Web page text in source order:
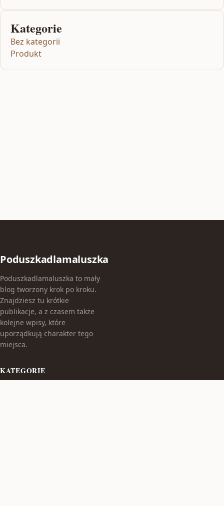
Kategorie
Bez kategorii
Produkt
Poduszkadlamaluszka
Poduszkadlamaluszka to mały
blog tworzony krok po kroku.
Znajdziesz tu krótkie
publikacje, a z czasem także
kolejne wpisy, które
uporządkują charakter tego
miejsca.
KATEGORIE